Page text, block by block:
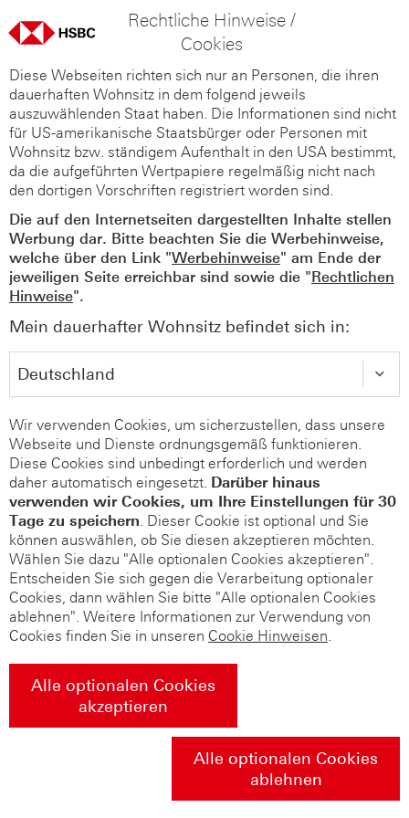
Rechtliche Hinweise /
Cookies
Diese Webseiten richten sich nur an Personen, die ihren
dauerhaften Wohnsitz in dem folgend jeweils
auszuwählenden Staat haben. Die Informationen sind nicht
für US-amerikanische Staatsbürger oder Personen mit
Wohnsitz bzw. ständigem Aufenthalt in den USA bestimmt,
da die aufgeführten Wertpapiere regelmäßig nicht nach
den dortigen Vorschriften registriert worden sind.
Die auf den Internetseiten dargestellten Inhalte stellen
Werbung dar. Bitte beachten Sie die Werbehinweise,
welche über den Link "Werbehinweise" am Ende der
jeweiligen Seite erreichbar sind sowie die "Rechtlichen
Hinweise".
Mein dauerhafter Wohnsitz befindet sich in:
Wir verwenden Cookies, um sicherzustellen, dass unsere
Webseite und Dienste ordnungsgemäß funktionieren.
Diese Cookies sind unbedingt erforderlich und werden
daher automatisch eingesetzt. Darüber hinaus
verwenden wir Cookies, um Ihre Einstellungen für 30
Tage zu speichern. Dieser Cookie ist optional und Sie
können auswählen, ob Sie diesen akzeptieren möchten.
Wählen Sie dazu "Alle optionalen Cookies akzeptieren".
Entscheiden Sie sich gegen die Verarbeitung optionaler
Cookies, dann wählen Sie bitte "Alle optionalen Cookies
ablehnen". Weitere Informationen zur Verwendung von
Cookies finden Sie in unseren Cookie Hinweisen.
Alle optionalen Cookies
akzeptieren
Alle optionalen Cookies
ablehnen